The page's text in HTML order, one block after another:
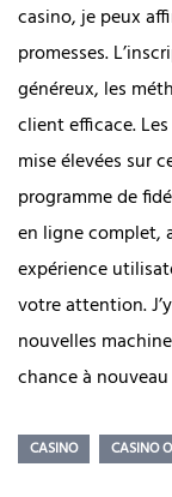
casino, je peux
promesses.
généreux, les
client efficace.
mise élevées sur
programme de
en ligne complet,
expérience
votre attention.
nouvelles
chance à
CASINO CASINO